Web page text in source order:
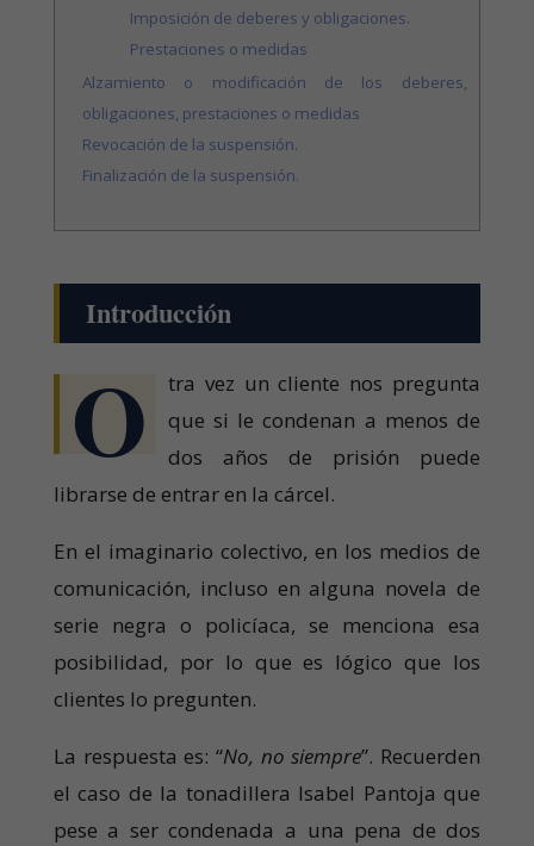
Imposición de deberes y obligaciones.
Prestaciones o medidas
Alzamiento o modificación de los deberes,
obligaciones, prestaciones o medidas
Revocación de la suspensión.
Finalización de la suspensión.
Introducción
O
tra vez un cliente nos pregunta
que si le condenan a menos de
dos años de prisión puede
librarse de entrar en la cárcel.
En el imaginario colectivo, en los medios de
comunicación, incluso en alguna novela de
serie negra o policíaca, se menciona esa
posibilidad, por lo que es lógico que los
clientes lo pregunten.
La respuesta es: “No, no siempre”. Recuerden
el caso de la tonadillera Isabel Pantoja que
pese a ser condenada a una pena de dos